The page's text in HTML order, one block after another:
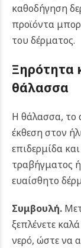
καθοδήγηση
προϊόντα
του δέρματος.
Ξηρότητα
θάλασσα
Η θάλασσα, το
έκθεση στον
επιδερμίδα
τραβήγματος ή
ευαίσθητο
Συμβουλή.
ξεπλένετε
νερό, ώστε να